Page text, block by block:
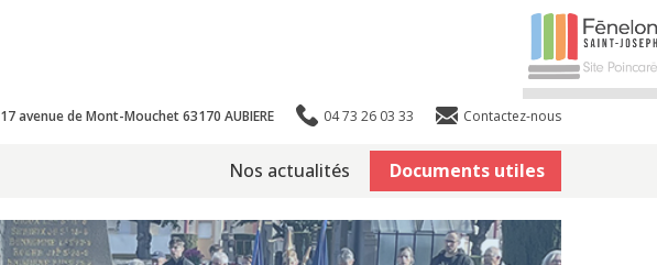
17 avenue de Mont-Mouchet 63170 AUBIERE 04 73 26 03 33 Contactez-nous
Nos actualités Documents utiles